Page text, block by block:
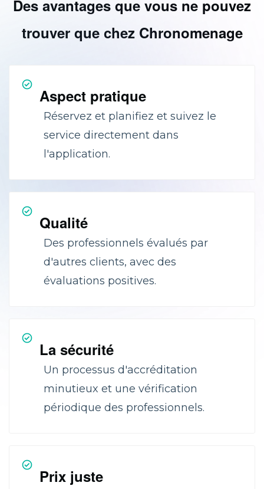
Des avantages que vous ne pouvez
trouver que chez Chronomenage
Aspect pratique
Réservez et planifiez et suivez le
service directement dans
l'application.
Qualité
Des professionnels évalués par
d'autres clients, avec des
évaluations positives.
La sécurité
Un processus d'accréditation
minutieux et une vérification
périodique des professionnels.
Prix juste